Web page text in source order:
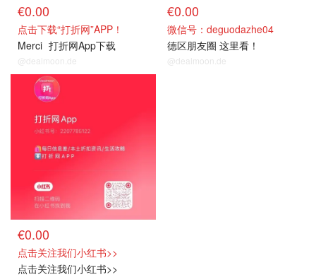
€0.00
点击下载“打折网”APP！
Merci 打折网App下载
@dealmoon.de
€0.00
微信号：deguodazhe04
德区朋友圈 这里看！
@dealmoon.de
€0.00
点击关注我们小红书>>
点击关注我们小红书>>